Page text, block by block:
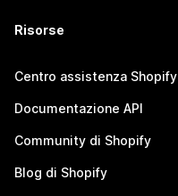
Risorse
Centro assistenza Shopify
Documentazione API
Community di Shopify
Blog di Shopify